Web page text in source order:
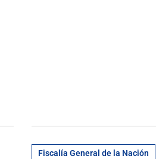
Fiscalía General de la Nación